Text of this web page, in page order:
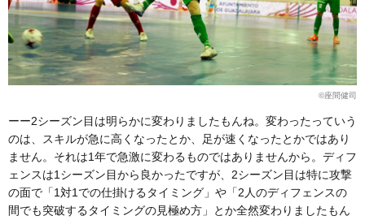
©座間健司
ーー2シーズン目は明らかに変わりましたもんね。変わったっていう
のは、スキルが急に高くなったとか、足が速くなったとかではあり
ません。それは1年で急激に変わるものではありませんから。ディフ
ェンスは1シーズン目から良かったですが、2シーズン目は特に攻撃
の面で「1対1での仕掛けるタイミング」や「2人のディフェンスの
間でも突破するタイミングの見極め方」とか全然変わりましたもん